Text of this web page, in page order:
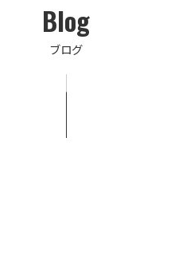
Blog
ブログ